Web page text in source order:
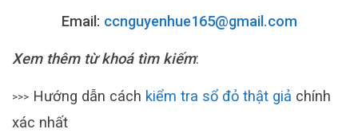
Email: ccnguyenhue165@gmail.com
Xem thêm từ khoá tìm kiếm:
>>> Hướng dẫn cách kiểm tra sổ đỏ thật giả chính
xác nhất